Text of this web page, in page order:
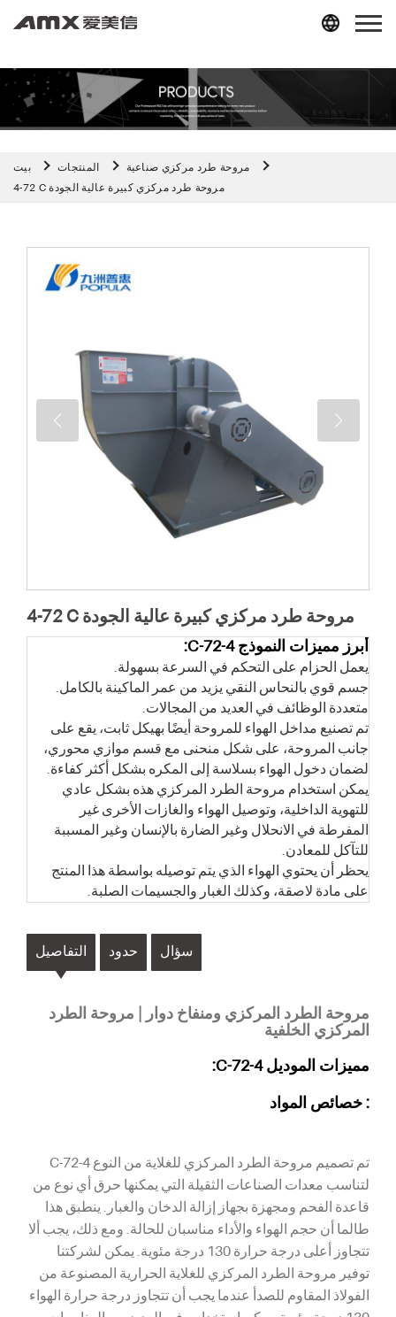
بيت المنتجات
مروحة طرد مركزي صناعية
4-72 C مروحة طرد مركزي كبيرة عالية الجودة
4-72 C مروحة طرد مركزي كبيرة عالية الجودة
أبرز مميزات النموذج 4-72-C:
يعمل الحزام على التحكم في السرعة بسهولة.
جسم قوي بالنحاس النقي يزيد من عمر الماكينة بالكامل.
متعددة الوظائف في العديد من المجالات.
تم تصنيع مداخل الهواء للمروحة أيضًا بهيكل ثابت، يقع على
جانب المروحة، على شكل منحنى مع قسم موازي محوري،
لضمان دخول الهواء بسلاسة إلى المكره بشكل أكثر كفاءة.
يمكن استخدام مروحة الطرد المركزي هذه بشكل عادي
للتهوية الداخلية، وتوصيل الهواء والغازات الأخرى غير
المفرطة في الانحلال وغير الضارة بالإنسان وغير المسببة
للتآكل للمعادن.
يحظر أن يحتوي الهواء الذي يتم توصيله بواسطة هذا المنتج
على مادة لاصقة، وكذلك الغبار والجسيمات الصلبة.
التفاصيل حدود سؤال
مروحة الطرد المركزي ومنفاخ دوار | مروحة الطرد
المركزي الخلفية
مميزات الموديل 4-72-C:
: خصائص المواد
تم تصميم مروحة الطرد المركزي للغلاية من النوع 4-72-C
لتناسب معدات الصناعات الثقيلة التي يمكنها حرق أي نوع من
قاعدة الفحم ومجهزة بجهاز إزالة الدخان والغبار. ينطبق هذا
طالما أن حجم الهواء والأداء مناسبان للحالة. ومع ذلك، يجب ألا
تتجاوز أعلى درجة حرارة 130 درجة مئوية. يمكن لشركتنا
توفير مروحة الطرد المركزي للغلاية الحرارية المصنوعة من
الفولاذ المقاوم للصدأ عندما يجب أن تتجاوز درجة حرارة الهواء